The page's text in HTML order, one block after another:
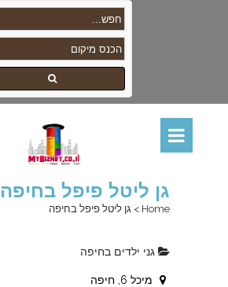
גן ליטל פיפל בחיפה
Home
> גן ליטל פיפל בחיפה
גני ילדים בחיפה
מיכל 6, חיפה